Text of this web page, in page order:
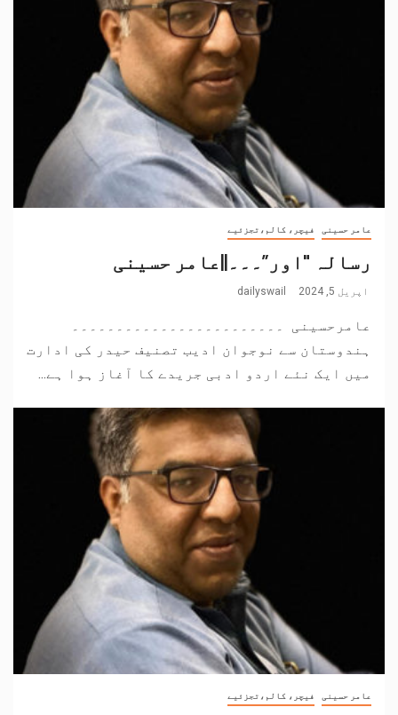
عامر حسینی فیچر، کالم،تجزئیے
رسالہ "اور”۔۔۔||عامر حسینی
اپریل 5, 2024 dailyswail
عامرحسینی ۔۔۔۔۔۔۔۔۔۔۔۔۔۔۔۔۔۔۔۔۔۔۔۔
ہندوستان سے نوجوان ادیب تصنیف حیدر کی ادارت
میں ایک نئے اردو ادبی جریدے کا آغاز ہوا ہے...
عامر حسینی فیچر، کالم،تجزئیے